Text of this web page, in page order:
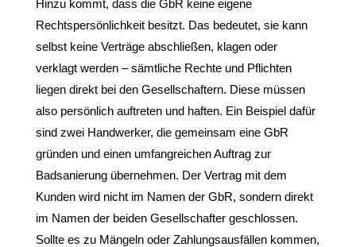
Hinzu kommt, dass die GbR keine eigene
Rechtspersönlichkeit besitzt. Das bedeutet, sie kann
selbst keine Verträge abschließen, klagen oder
verklagt werden – sämtliche Rechte und Pflichten
liegen direkt bei den Gesellschaftern. Diese müssen
also persönlich auftreten und haften. Ein Beispiel dafür
sind zwei Handwerker, die gemeinsam eine GbR
gründen und einen umfangreichen Auftrag zur
Badsanierung übernehmen. Der Vertrag mit dem
Kunden wird nicht im Namen der GbR, sondern direkt
im Namen der beiden Gesellschafter geschlossen.
Sollte es zu Mängeln oder Zahlungsausfällen kommen,